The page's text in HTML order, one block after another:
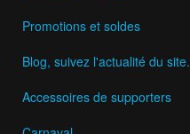
Promotions et soldes
Blog, suivez l'actualité du site.
Accessoires de supporters